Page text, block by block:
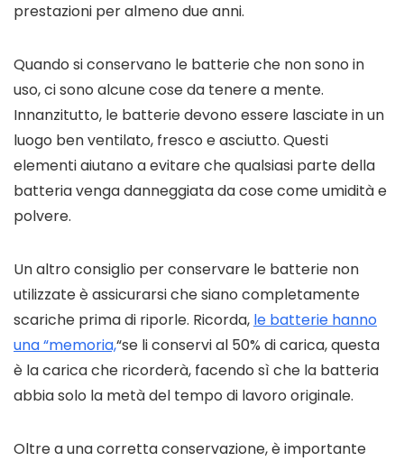
prestazioni per almeno due anni.
Quando si conservano le batterie che non sono in
uso, ci sono alcune cose da tenere a mente.
Innanzitutto, le batterie devono essere lasciate in un
luogo ben ventilato, fresco e asciutto. Questi
elementi aiutano a evitare che qualsiasi parte della
batteria venga danneggiata da cose come umidità e
polvere.
Un altro consiglio per conservare le batterie non
utilizzate è assicurarsi che siano completamente
scariche prima di riporle. Ricorda, le batterie hanno
una “memoria,“se li conservi al 50% di carica, questa
è la carica che ricorderà, facendo sì che la batteria
abbia solo la metà del tempo di lavoro originale.
Oltre a una corretta conservazione, è importante